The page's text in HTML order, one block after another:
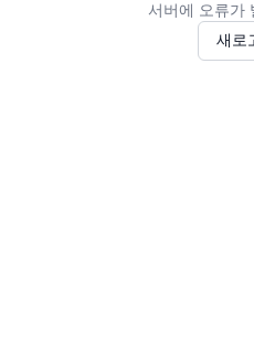
서버에 오류가
새로